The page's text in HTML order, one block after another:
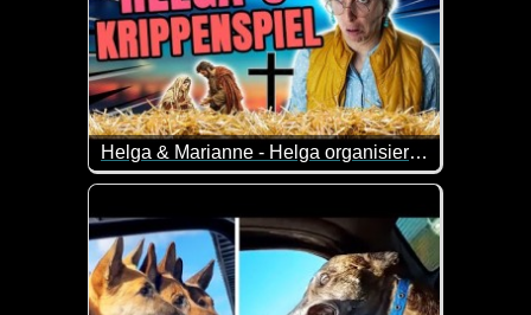
Helga & Marianne - Helga organisiert ein Krippenspiel
Helga hat beschlossen: Dieses Jahr macht sie